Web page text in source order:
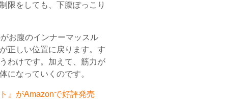
限をしても、下腹ぽっこり
お腹のインナーマッスル
正しい位置に戻ります。す
わけです。加えて、筋力が
になっていくのです。
』がAmazonで好評発売